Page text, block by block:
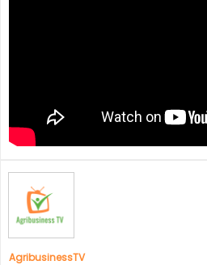
AgribusinessTV